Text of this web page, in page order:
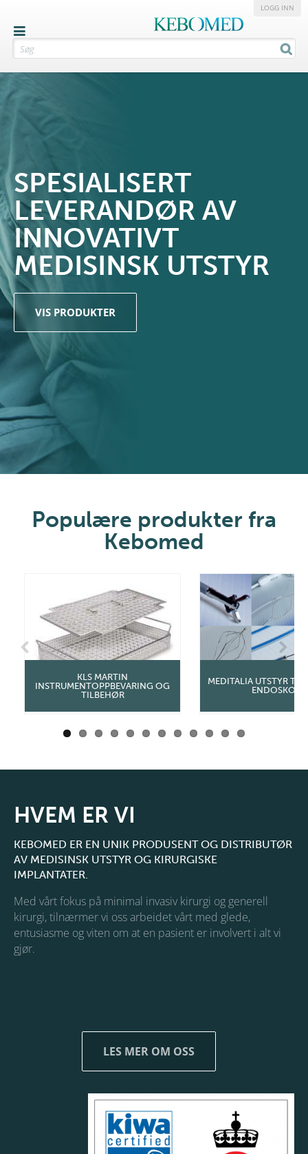
LOGG INN
SPESIALISERT
LEVERANDØR AV
INNOVATIVT
MEDISINSK UTSTYR
VIS PRODUKTER
Populære produkter fra
Kebomed
KLS MARTIN
INSTRUMENTOPPBEVARING OG
TILBEHØR
MEDITALIA UTSTYR TIL
ENDOSKOPI
Previous Next
HVEM ER VI
KEBOMED ER EN UNIK PRODUSENT OG DISTRIBUTØR
AV MEDISINSK UTSTYR OG KIRURGISKE
IMPLANTATER.
Med vårt fokus på minimal invasiv kirurgi og generell
kirurgi, tilnærmer vi oss arbeidet vårt med glede,
entusiasme og viten om at en pasient er involvert i alt vi
gjør.
LES MER OM OSS